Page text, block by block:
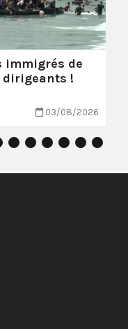
immigrés de
dirigeants !
03/08/2026